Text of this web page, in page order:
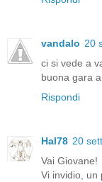
vandalo 20
ci si vede a
buona gara
Rispondi
Hal78 20
Vai Giovane!
Vi invidio, un